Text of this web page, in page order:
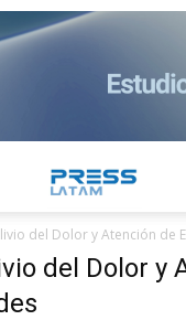
del Dolor y Atención de
del Dolor y